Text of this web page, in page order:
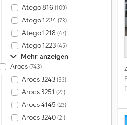
Atego 816(109)
Atego 1224(73)
Atego 1218 (47)
Atego 1223(45)
Mehr anzeigen
Arocs(743)
Arocs 3243(33)
Arocs 3251 (23)
Arocs 4145 (23)
Arocs 3240(21)